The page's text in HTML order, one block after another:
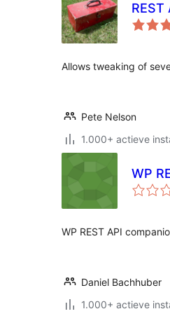
REST
Allows tweaking of
Pete Nelson
1.000+ actieve
WP
WP REST API
Daniel Bachhuber
1.000+ actieve